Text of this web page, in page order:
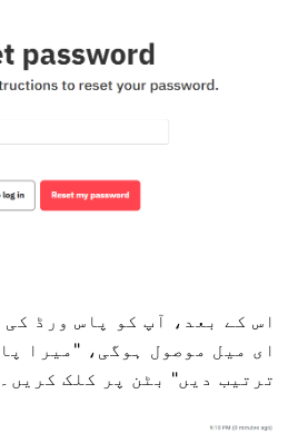
اس کے بعد، آپ کو پاس ورڈ
ای میل موصول ہوگی، "میرا
ترتیب دیں" بٹن پر کلک کریں۔